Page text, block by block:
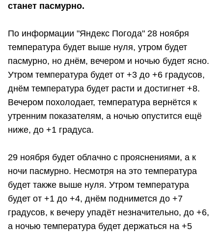
станет пасмурно.
По информации "Яндекс Погода" 28 ноября
температура будет выше нуля, утром будет
пасмурно, но днём, вечером и ночью будет ясно.
Утром температура будет от +3 до +6 градусов,
днём температура будет расти и достигнет +8.
Вечером похолодает, температура вернётся к
утренним показателям, а ночью опустится ещё
ниже, до +1 градуса.
29 ноября будет облачно с прояснениями, а к
ночи пасмурно. Несмотря на это температура
будет также выше нуля. Утром температура
будет от +1 до +4, днём поднимется до +7
градусов, к вечеру упадёт незначительно, до +6,
а ночью температура будет держаться на +5